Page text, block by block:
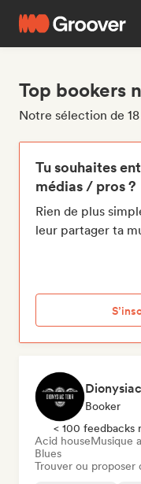
Top bookers
Notre sélection de
Tu souhaites
médias / pros ?
Rien de plus
leur partager ta
Booker
< 100 feedbacks
Acid houseMusique
Blues
Trouver ou proposer